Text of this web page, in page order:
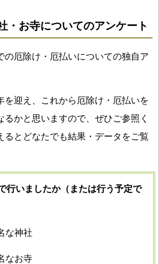
・お寺についてのアンケート
の厄除け・厄払いについての独自ア
を迎え、これから厄除け・厄払いを
るかと思いますので、ぜひご参照く
るとどなたでも結果・データをご覧
行いましたか（または行う予定で
な神社
なお寺